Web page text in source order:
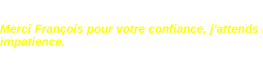
Merci François pour votre confiance, j'attends
impatience.